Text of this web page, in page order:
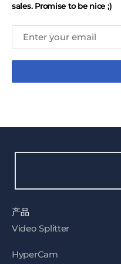
sales. Promise to be nice ;)
产品
Video Splitter
HyperCam